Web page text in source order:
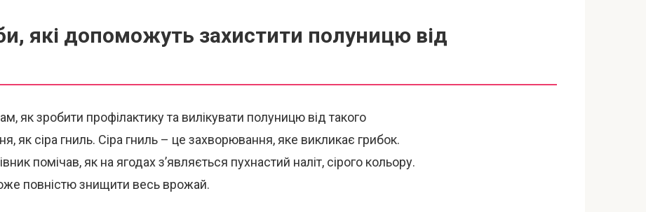
які допоможуть захистити полуницю від
як зробити профілактику та вилікувати полуницю від такого
як сіра гниль. Сіра гниль – це захворювання, яке викликає грибок.
помічав, як на ягодах з’являється пухнастий наліт, сірого кольору.
повністю знищити весь врожай.